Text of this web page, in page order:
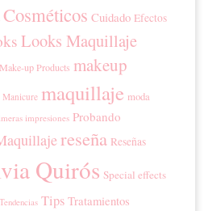
Cosméticos Cuidado Efectos
Looks Maquillaje
Make-up Products makeup
Manicure maquillaje moda
impresiones Probando
reseña Reseñas
Quirós Special effects
Tendencias Tips Tratamientos